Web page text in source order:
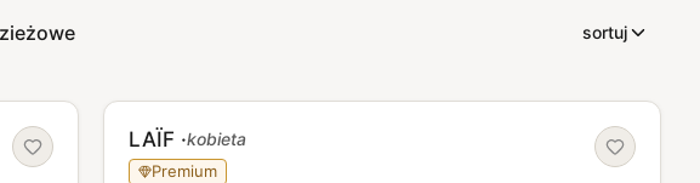
sortuj
LAÏF ·kobieta
Premium